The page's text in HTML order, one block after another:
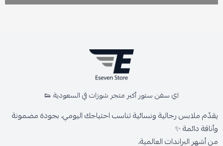
اي سفن ستور أكبر متجر شوزات في السعودية 👟
يقدّم ملابس رجالية ونسائية تناسب احتياجك اليومي، بجودة مضمونة
وأناقة دائمة ✨
من أشهر البراندات العالمية،